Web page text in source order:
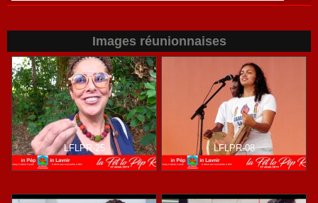
Images réunionnaises
LFLPR-25 LFLPR-08